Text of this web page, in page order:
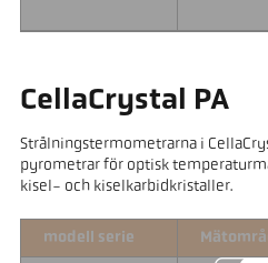
CellaCrystal PA
Strålningstermometrarna i
pyrometrar för optisk
kisel- och kiselkarbidkristaller.
modell serie